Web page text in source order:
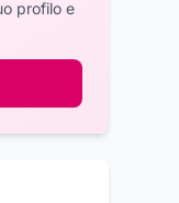
profilo e